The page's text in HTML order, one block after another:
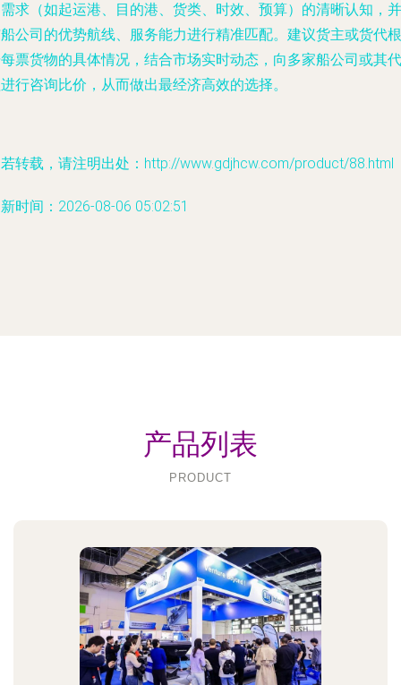
求（如起运港、目的港、货类、时效、预算）的清晰认知，并
公司的优势航线、服务能力进行精准匹配。建议货主或货代根
票货物的具体情况，结合市场实时动态，向多家船公司或其代
行咨询比价，从而做出最经济高效的选择。
转载，请注明出处：http://www.gdjhcw.com/product/88.html
时间：2026-08-06 05:02:51
产品列表
PRODUCT